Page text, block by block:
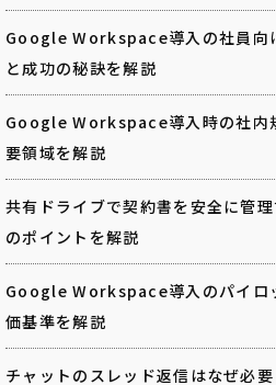
Google Workspace導入の社員向
と成功の秘訣を解説
Google Workspace導入時の社内
要領域を解説
共有ドライブで契約書を安全に管
のポイントを解説
Google Workspace導入のパイロ
価基準を解説
チャットのスレッド返信はなぜ必